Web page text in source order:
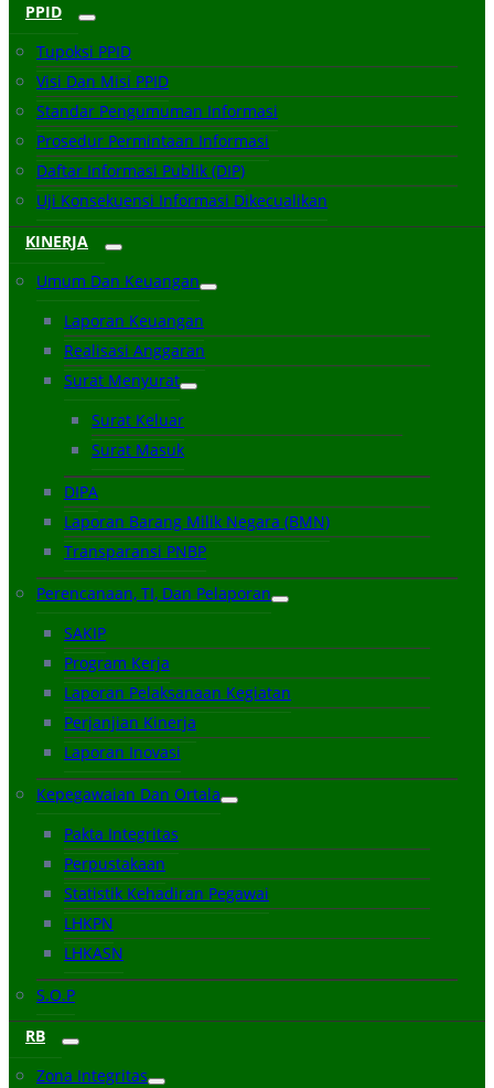
PPID
Tupoksi PPID
Visi Dan Misi PPID
Standar Pengumuman Informasi
Prosedur Permintaan Informasi
Daftar Informasi Publik (DIP)
Uji Konsekuensi Informasi Dikecualikan
KINERJA
Umum Dan Keuangan
Laporan Keuangan
Realisasi Anggaran
Surat Menyurat
Surat Keluar
Surat Masuk
DIPA
Laporan Barang Milik Negara (BMN)
Transparansi PNBP
Perencanaan, TI, Dan Pelaporan
SAKIP
Program Kerja
Laporan Pelaksanaan Kegiatan
Perjanjian Kinerja
Laporan Inovasi
Kepegawaian Dan Ortala
Pakta Integritas
Perpustakaan
Statistik Kehadiran Pegawai
LHKPN
LHKASN
S.O.P
RB
Zona Integritas